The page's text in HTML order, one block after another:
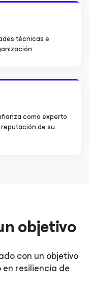
técnicas e
como experto
de su
objetivo
con un objetivo
resiliencia de